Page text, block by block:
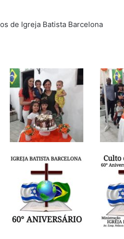
de Igreja Batista Barcelona